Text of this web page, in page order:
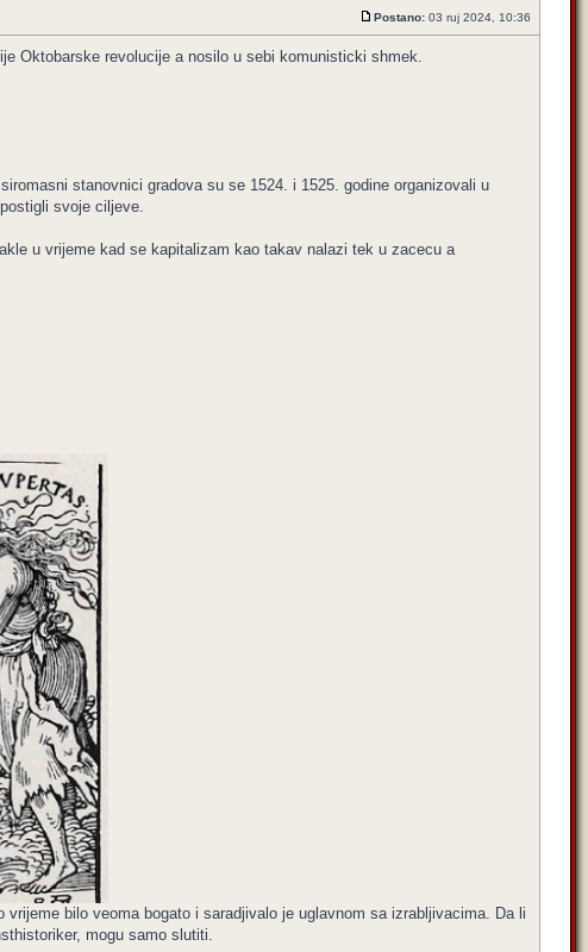
Postano: 03 ruj 2024, 10:36
Oktobarske revolucije a nosilo u sebi komunisticki shmek.
stanovnici gradova su se 1524. i 1525. godine organizovali u
svoje ciljeve.
u vrijeme kad se kapitalizam kao takav nalazi tek u zacecu a
bilo veoma bogato i saradjivalo je uglavnom sa izrabljivacima. Da li
mogu samo slutiti.